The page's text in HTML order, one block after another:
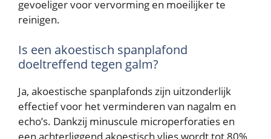
gevoeliger voor vervorming en moeilijker te
reinigen.
Is een akoestisch spanplafond
doeltreffend tegen galm?
Ja, akoestische spanplafonds zijn uitzonderlijk
effectief voor het verminderen van nagalm en
echo’s. Dankzij minuscule microperforaties en
een achterliggend akoestisch vlies wordt tot 80%